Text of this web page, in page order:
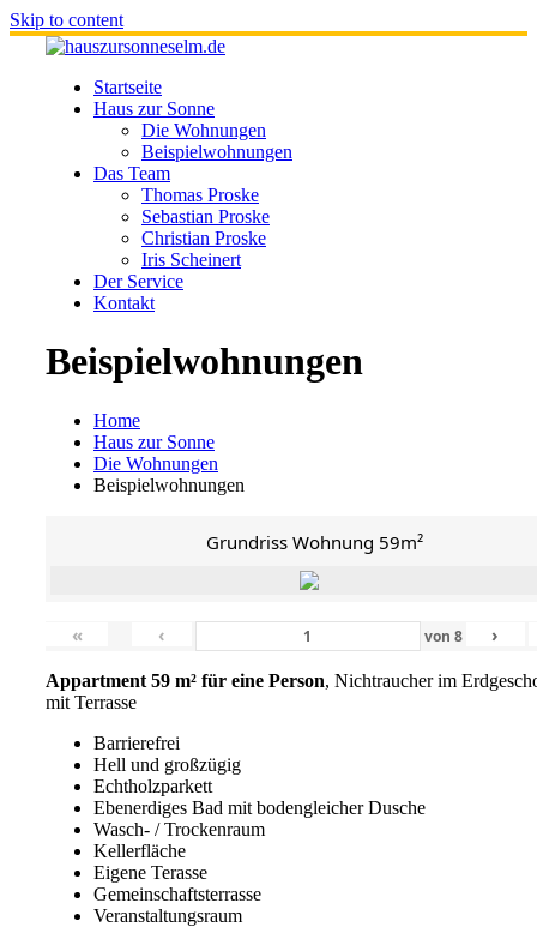
Skip to content
Startseite
Haus zur Sonne
Die Wohnungen
Beispielwohnungen
Das Team
Thomas Proske
Sebastian Proske
Christian Proske
Iris Scheinert
Der Service
Kontakt
Beispielwohnungen
Home
Haus zur Sonne
Die Wohnungen
Beispielwohnungen
Grundriss Wohnung 59m²
« ‹ von 8 ›
Appartment 59 m² für eine Person, Nichtraucher im
mit Terrasse
Barrierefrei
Hell und großzügig
Echtholzparkett
Ebenerdiges Bad mit bodengleicher Dusche
Wasch- / Trockenraum
Kellerfläche
Eigene Terasse
Gemeinschaftsterrasse
Veranstaltungsraum